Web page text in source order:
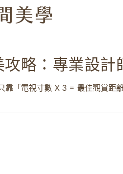
略：專業設計
靠「電視寸數 X 3 = 最佳觀賞距